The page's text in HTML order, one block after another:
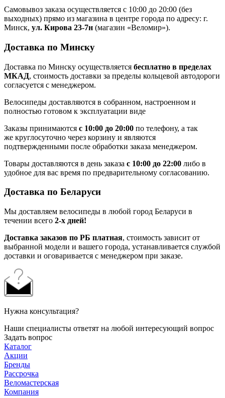
Самовывоз заказа осуществляется с 10:00 до 20:00 (без
выходных) прямо из магазина в центре города по адресу: г.
Минск, ул. Кирова 23-7н (магазин «Веломир»).
Доставка по Минску
Доставка по Минску осуществляется бесплатно в пределах
МКАД, стоимость доставки за пределы кольцевой автодороги
согласуется с менеджером.
Велосипеды доставляются в собранном, настроенном и
полностью готовом к эксплуатации виде
Заказы принимаются с 10:00 до 20:00 по телефону, а так
же круглосуточно через корзину и являются
подтвержденными после обработки заказа менеджером.
Товары доставляются в день заказа с 10:00 до 22:00 либо в
удобное для вас время по предварительному согласованию.
Доставка по Беларуси
Мы доставляем велосипеды в любой город Беларуси в
течении всего 2-х дней!
Доставка заказов по РБ платная, стоимость зависит от
выбранной модели и вашего города, устанавливается службой
доставки и оговаривается с менеджером при заказе.
Нужна консультация?
Наши специалисты ответят на любой интересующий вопрос
Задать вопрос
Каталог
Акции
Бренды
Рассрочка
Веломастерская
Компания